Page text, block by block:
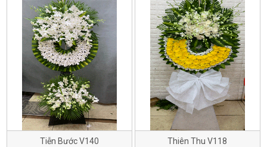
Tiễn Bước V140
Thiên Thu V118